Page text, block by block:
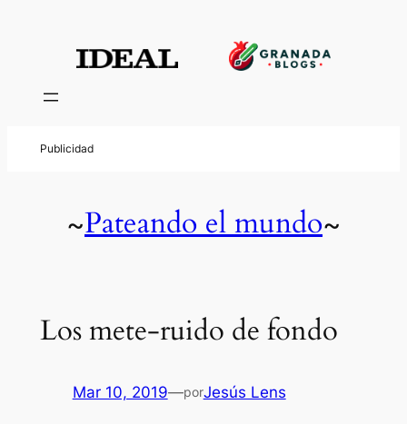
~Pateando el mundo~
Los mete-ruido de fondo
Mar 10, 2019—porJesús Lens